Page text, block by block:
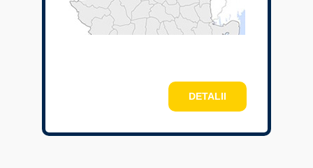
DETALII